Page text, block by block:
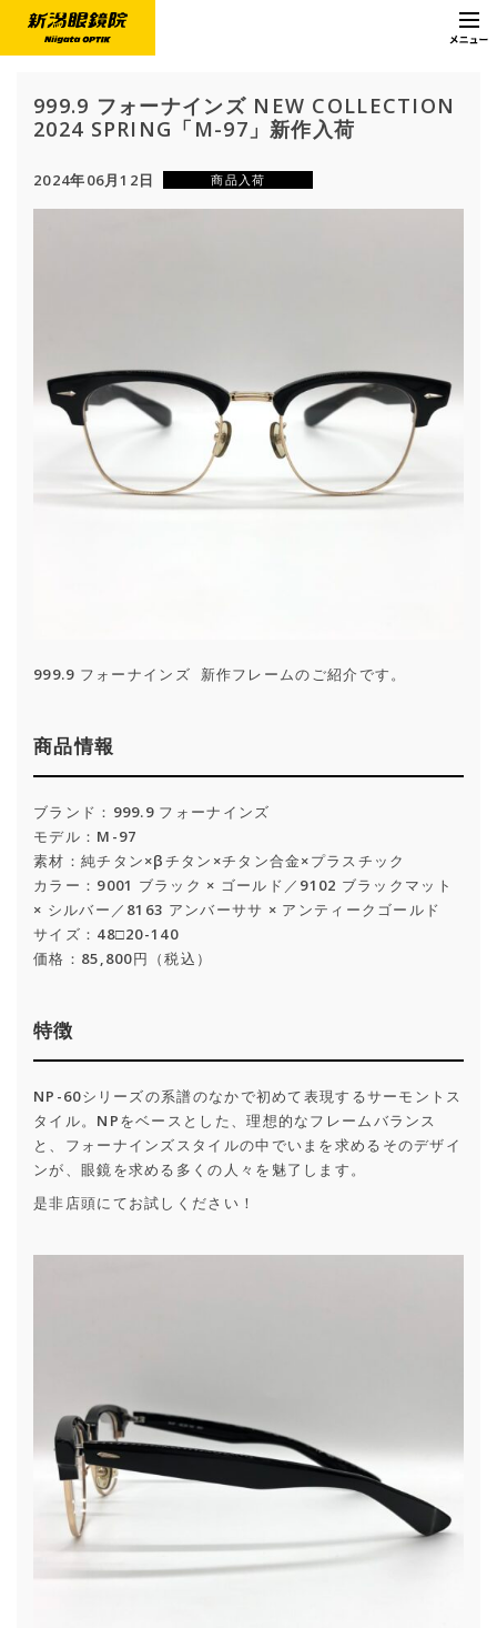
999.9 フォーナインズ NEW COLLECTION
2024 SPRING「M-97」新作入荷
2024年06月12日 商品入荷
999.9 フォーナインズ 新作フレームのご紹介です。
商品情報
ブランド：999.9 フォーナインズ
モデル：M-97
素材：純チタン×βチタン×チタン合金×プラスチック
カラー：9001 ブラック × ゴールド／9102 ブラックマット
× シルバー／8163 アンバーササ × アンティークゴールド
サイズ：48□20-140
価格：85,800円（税込）
特徴
NP-60シリーズの系譜のなかで初めて表現するサーモントス
タイル。NPをベースとした、理想的なフレームバランス
と、フォーナインズスタイルの中でいまを求めるそのデザイ
ンが、眼鏡を求める多くの人々を魅了します。
是非店頭にてお試しください！